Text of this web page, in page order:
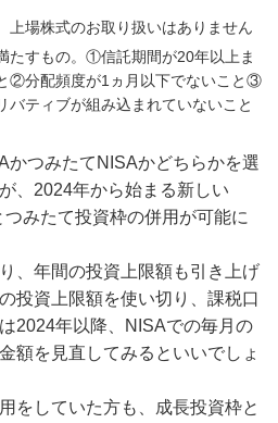
上場株式のお取り扱いはありません
たすもの。①信託期間が20年以上ま
②分配頻度が1ヵ月以下でないこと③
バティブが組み込まれていないこと
かつみたてNISAかどちらかを選
、2024年から始まる新しい
みたて投資枠の併用が可能に
、年間の投資上限額も引き上げ
投資上限額を使い切り、課税口
2024年以降、NISAでの毎月の
額を見直してみるといいでしょ
をしていた方も、成長投資枠と